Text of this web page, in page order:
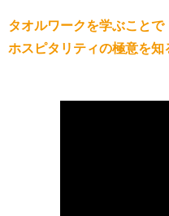
タオルワークを学ぶことで
ホスピタリティの極意を知